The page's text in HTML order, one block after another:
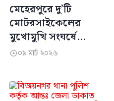
মেহেরপুরে দু’টি
মোটরসাইকেলের
মুখোমুখি সংঘর্ষে
নিহত-১, শিশু সহ
০৯ মার্চ ২০২৬